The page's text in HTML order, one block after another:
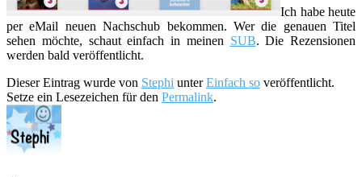
Ich habe heute
per eMail neuen Nachschub bekommen. Wer die genauen Titel
sehen möchte, schaut einfach in meinen SUB. Die Rezensionen
werden bald veröffentlicht.
Dieser Eintrag wurde von Stephi unterEinfach so veröffentlicht.
Setze ein Lesezeichen für den Permalink.